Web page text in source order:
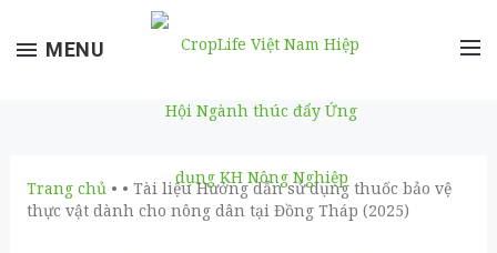
ToggleMENU
Trang chủ• • Tài liệu Hướng dẫn sử dụng thuốc bảo vệ
thực vật dành cho nông dân tại Đồng Tháp (2025)